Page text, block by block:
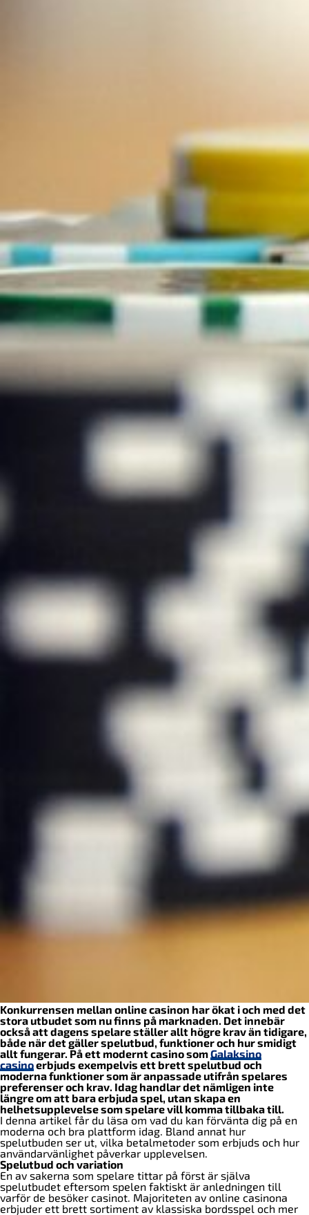
Konkurrensen mellan online casinon har ökat i och med det
stora utbudet som nu finns på marknaden. Det innebär
också att dagens spelare ställer allt högre krav än tidigare,
både när det gäller spelutbud, funktioner och hur smidigt
allt fungerar. På ett modernt casino somGalaksino
casinoerbjuds exempelvis ett brett spelutbud och
moderna funktioner som är anpassade utifrån spelares
preferenser och krav. Idag handlar det nämligen inte
längre om att bara erbjuda spel, utan skapa en
helhetsupplevelse som spelare vill komma tillbaka till.
I denna artikel får du läsa om vad du kan förvänta dig på en
moderna och bra plattform idag. Bland annat hur
spelutbuden ser ut, vilka betalmetoder som erbjuds och hur
användarvänlighet påverkar upplevelsen.
Spelutbud och variation
En av sakerna som spelare tittar på först är själva
spelutbudet eftersom spelen faktiskt är anledningen till
varför de besöker casinot. Majoriteten av online casinona
erbjuder ett brett sortiment av klassiska bordsspel och mer